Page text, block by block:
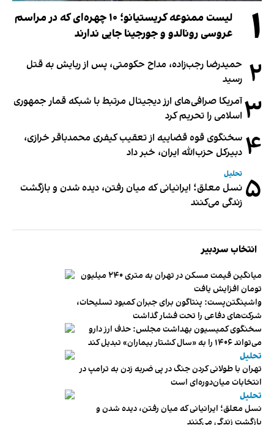
۱
لیست ممنوعه کریستیانو؛ ۱۰ چهره‌ای که در مراسم
عروسی رونالدو و جورجینا جایی ندارند
۲ حمیدرضا رجب‌زاده، مداح حکومتی، پس از ربایش به قتل
رسید
۳آمریکا صرافی‌های ارز دیجیتال مرتبط با شبکه قمار جمهوری
اسلامی را تحریم کرد
۴ سخنگوی قوه قضاییه از تعقیب کیفری محمدباقر خرازی،
دبیر‌کل حزب‌الله ایران، خبر داد
۵ تحلیل
نسل معلق؛ ایرانیانی که میان رفتن، دیده شدن و بازگشت
زندگی می‌کنند
انتخاب سردبیر
میانگین قیمت مسکن در تهران به متری ۲۴۰ میلیون
تومان افزایش یافت
واشینگتن‌پست: پنتاگون برای جبران کمبود تسلیحات،
شرکت‌های دفاعی را تحت فشار گذاشت
سخنگوی کمیسیون بهداشت مجلس: حذف ارز دارو
می‌تواند ۱۴۰۶ را به «سال کشتار بیماران» تبدیل کند
تحلیل
تهران با طولانی کردن جنگ در پی ضربه زدن به ترامپ در
انتخابات میان‌دوره‌ای است
تحلیل
نسل معلق؛ ایرانیانی که میان رفتن، دیده شدن و
بازگشت زندگی می‌کنند